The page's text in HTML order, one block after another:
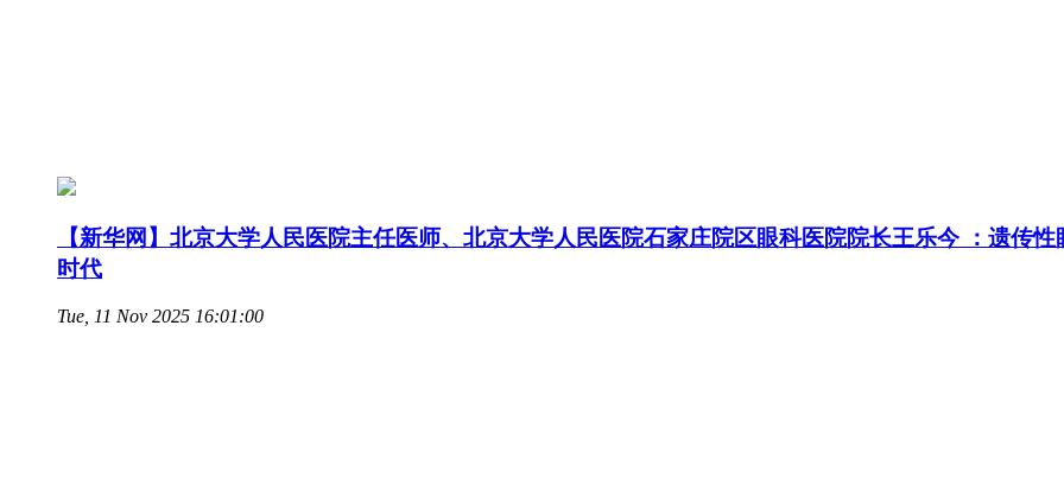
【新华网】北京大学人民医院主任医师、北京大学人民医院石家庄院区眼科医院院长王乐今 ：遗传
时代
Tue, 11 Nov 2025 16:01:00